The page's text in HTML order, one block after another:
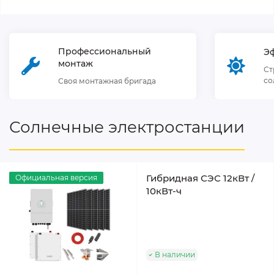
Профессиональный
монтаж
Своя монтажная бригада
Солнечные электростанции
Официальная версия
Гибридная СЭС 12кВт /
10кВт-ч
В наличии